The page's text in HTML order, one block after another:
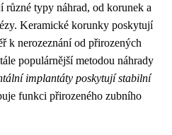
různé typy náhrad, od korunek a
Keramické korunky poskytují
k nerozeznání od přirozených
populárnější metodou náhrady
implantáty poskytují stabilní
funkci přirozeného zubního